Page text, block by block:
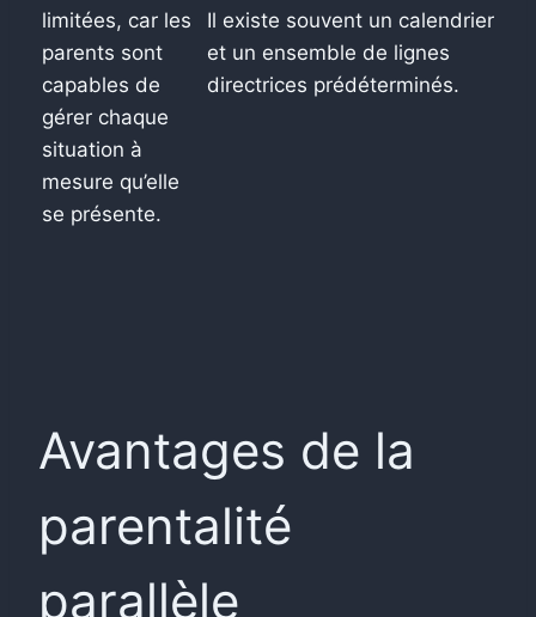
limitées, car les
parents sont
capables de
gérer chaque
situation à
mesure qu’elle
se présente.
Il existe souvent un calendrier
et un ensemble de lignes
directrices prédéterminés.
Avantages de la
parentalité
parallèle